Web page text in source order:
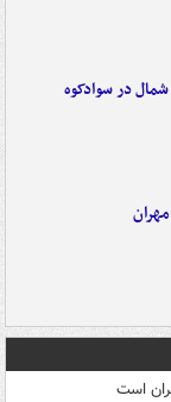
شمال در سوادکوه
است